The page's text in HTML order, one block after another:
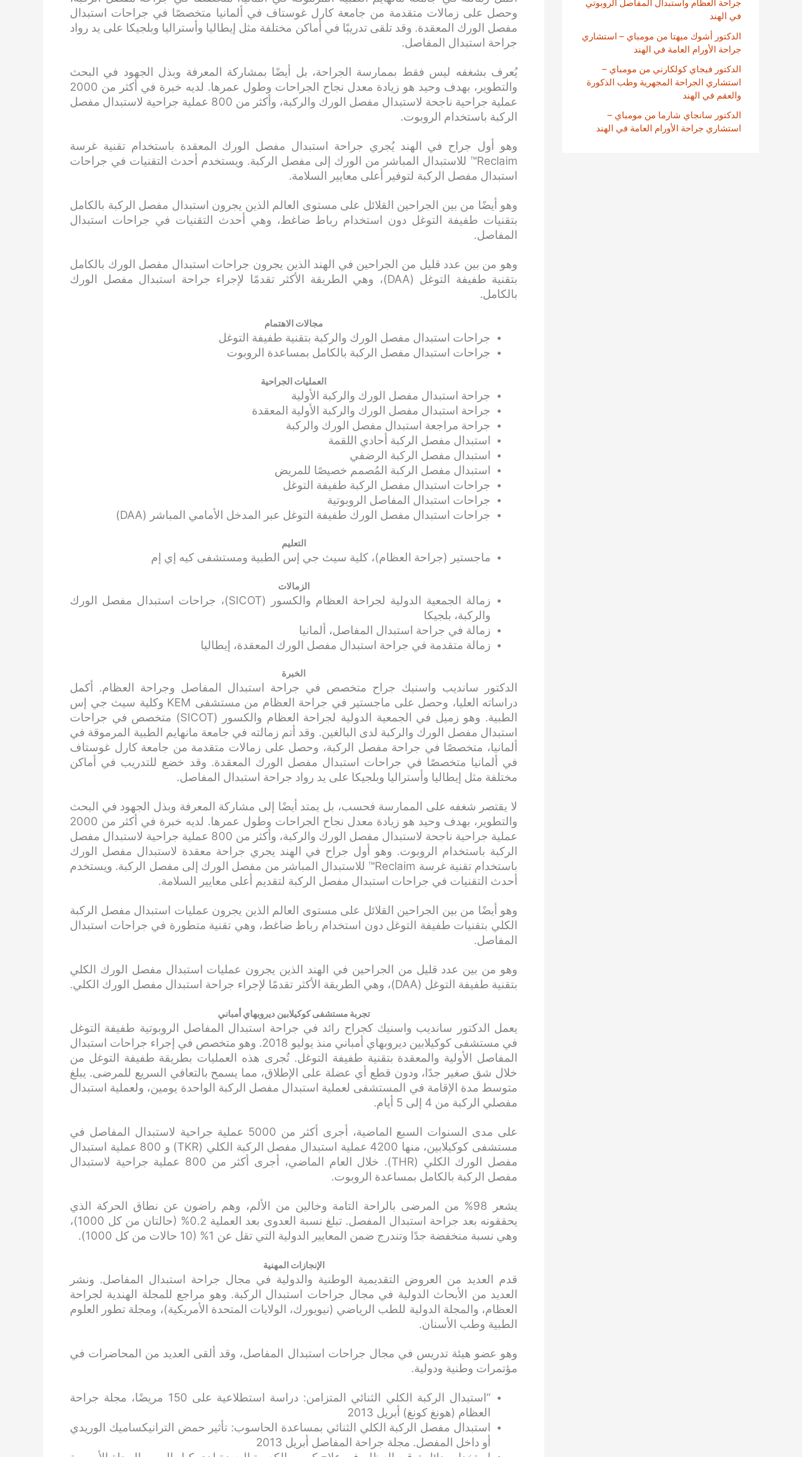
جراحة العظام واستبدال المفاصل الروبوتي
في الهند
الدكتور أشوك ميهتا من مومباي – استشاري
جراحة الأورام العامة في الهند
الدكتور فيجاي كولكارني من مومباي –
استشاري الجراحة المجهرية وطب الذكورة
والعقم في الهند
الدكتور سانجاي شارما من مومباي –
استشاري جراحة الأورام العامة في الهند
وحصل على زمالات متقدمة من جامعة كارل غوستاف في ألمانيا متخصصًا في جراحات استبدال
مفصل الورك المعقدة. وقد تلقى تدريبًا في أماكن مختلفة مثل إيطاليا وأستراليا وبلجيكا على يد رواد
جراحة استبدال المفاصل.
يُعرف بشغفه ليس فقط بممارسة الجراحة، بل أيضًا بمشاركة المعرفة وبذل الجهود في البحث
والتطوير، بهدف وحيد هو زيادة معدل نجاح الجراحات وطول عمرها. لديه خبرة في أكثر من 2000
عملية جراحية ناجحة لاستبدال مفصل الورك والركبة، وأكثر من 800 عملية جراحية لاستبدال مفصل
الركبة باستخدام الروبوت.
وهو أول جراح في الهند يُجري جراحة استبدال مفصل الورك المعقدة باستخدام تقنية غرسة
Reclaim™ للاستبدال المباشر من الورك إلى مفصل الركبة. ويستخدم أحدث التقنيات في جراحات
استبدال مفصل الركبة لتوفير أعلى معايير السلامة.
وهو أيضًا من بين الجراحين القلائل على مستوى العالم الذين يجرون استبدال مفصل الركبة بالكامل
بتقنيات طفيفة التوغل دون استخدام رباط ضاغط، وهي أحدث التقنيات في جراحات استبدال
المفاصل.
وهو من بين عدد قليل من الجراحين في الهند الذين يجرون جراحات استبدال مفصل الورك بالكامل
بتقنية طفيفة التوغل (DAA)، وهي الطريقة الأكثر تقدمًا لإجراء جراحة استبدال مفصل الورك
بالكامل.
مجالات الاهتمام
جراحات استبدال مفصل الورك والركبة بتقنية طفيفة التوغل
جراحات استبدال مفصل الركبة بالكامل بمساعدة الروبوت
العمليات الجراحية
جراحة استبدال مفصل الورك والركبة الأولية
جراحة استبدال مفصل الورك والركبة الأولية المعقدة
جراحة مراجعة استبدال مفصل الورك والركبة
استبدال مفصل الركبة أحادي اللقمة
استبدال مفصل الركبة الرضفي
استبدال مفصل الركبة المُصمم خصيصًا للمريض
جراحات استبدال مفصل الركبة طفيفة التوغل
جراحات استبدال المفاصل الروبوتية
جراحات استبدال مفصل الورك طفيفة التوغل عبر المدخل الأمامي المباشر (DAA)
التعليم
ماجستير (جراحة العظام)، كلية سيث جي إس الطبية ومستشفى كيه إي إم
الزمالات
زمالة الجمعية الدولية لجراحة العظام والكسور (SICOT)، جراحات استبدال مفصل الورك
والركبة، بلجيكا
زمالة في جراحة استبدال المفاصل، ألمانيا
زمالة متقدمة في جراحة استبدال مفصل الورك المعقدة، إيطاليا
الخبرة
الدكتور سانديب واسنيك جراح متخصص في جراحة استبدال المفاصل وجراحة العظام. أكمل
دراساته العليا، وحصل على ماجستير في جراحة العظام من مستشفى KEM وكلية سيث جي إس
الطبية. وهو زميل في الجمعية الدولية لجراحة العظام والكسور (SICOT) متخصص في جراحات
استبدال مفصل الورك والركبة لدى البالغين. وقد أتم زمالته في جامعة مانهايم الطبية المرموقة في
ألمانيا، متخصصًا في جراحة مفصل الركبة، وحصل على زمالات متقدمة من جامعة كارل غوستاف
في ألمانيا متخصصًا في جراحات استبدال مفصل الورك المعقدة. وقد خضع للتدريب في أماكن
مختلفة مثل إيطاليا وأستراليا وبلجيكا على يد رواد جراحة استبدال المفاصل.
لا يقتصر شغفه على الممارسة فحسب، بل يمتد أيضًا إلى مشاركة المعرفة وبذل الجهود في البحث
والتطوير، بهدف وحيد هو زيادة معدل نجاح الجراحات وطول عمرها. لديه خبرة في أكثر من 2000
عملية جراحية ناجحة لاستبدال مفصل الورك والركبة، وأكثر من 800 عملية جراحية لاستبدال مفصل
الركبة باستخدام الروبوت. وهو أول جراح في الهند يجري جراحة معقدة لاستبدال مفصل الورك
باستخدام تقنية غرسة Reclaim™ للاستبدال المباشر من مفصل الورك إلى مفصل الركبة. ويستخدم
أحدث التقنيات في جراحات استبدال مفصل الركبة لتقديم أعلى معايير السلامة.
وهو أيضًا من بين الجراحين القلائل على مستوى العالم الذين يجرون عمليات استبدال مفصل الركبة
الكلي بتقنيات طفيفة التوغل دون استخدام رباط ضاغط، وهي تقنية متطورة في جراحات استبدال
المفاصل.
وهو من بين عدد قليل من الجراحين في الهند الذين يجرون عمليات استبدال مفصل الورك الكلي
بتقنية طفيفة التوغل (DAA)، وهي الطريقة الأكثر تقدمًا لإجراء جراحة استبدال مفصل الورك الكلي.
تجربة مستشفى كوكيلابين ديروبهاي أمباني
يعمل الدكتور سانديب واسنيك كجراح رائد في جراحة استبدال المفاصل الروبوتية طفيفة التوغل
في مستشفى كوكيلابين ديروبهاي أمباني منذ يوليو 2018. وهو متخصص في إجراء جراحات استبدال
المفاصل الأولية والمعقدة بتقنية طفيفة التوغل. تُجرى هذه العمليات بطريقة طفيفة التوغل من
خلال شق صغير جدًا، ودون قطع أي عضلة على الإطلاق، مما يسمح بالتعافي السريع للمرضى. يبلغ
متوسط ​​مدة الإقامة في المستشفى لعملية استبدال مفصل الركبة الواحدة يومين، ولعملية استبدال
مفصلي الركبة من 4 إلى 5 أيام.
على مدى السنوات السبع الماضية، أجرى أكثر من 5000 عملية جراحية لاستبدال المفاصل في
مستشفى كوكيلابين، منها 4200 عملية استبدال مفصل الركبة الكلي (TKR) و 800 عملية استبدال
مفصل الورك الكلي (THR). خلال العام الماضي، أجرى أكثر من 800 عملية جراحية لاستبدال
مفصل الركبة بالكامل بمساعدة الروبوت.
يشعر 98% من المرضى بالراحة التامة وخالين من الألم، وهم راضون عن نطاق الحركة الذي
يحققونه بعد جراحة استبدال المفصل. تبلغ نسبة العدوى بعد العملية 0.2% (حالتان من كل 1000)،
وهي نسبة منخفضة جدًا وتندرج ضمن المعايير الدولية التي تقل عن 1% (10 حالات من كل 1000).
الإنجازات المهنية
قدم العديد من العروض التقديمية الوطنية والدولية في مجال جراحة استبدال المفاصل. ونشر
العديد من الأبحاث الدولية في مجال جراحات استبدال الركبة. وهو مراجع للمجلة الهندية لجراحة
العظام، والمجلة الدولية للطب الرياضي (نيويورك، الولايات المتحدة الأمريكية)، ومجلة تطور العلوم
الطبية وطب الأسنان.
وهو عضو هيئة تدريس في مجال جراحات استبدال المفاصل، وقد ألقى العديد من المحاضرات في
مؤتمرات وطنية ودولية.
“استبدال الركبة الكلي الثنائي المتزامن: دراسة استطلاعية على 150 مريضًا، مجلة جراحة
العظام (هونغ كونغ) أبريل 2013
استبدال مفصل الركبة الكلي الثنائي بمساعدة الحاسوب: تأثير حمض الترانيكساميك الوريدي
أو داخل المفصل. مجلة جراحة المفاصل أبريل 2013